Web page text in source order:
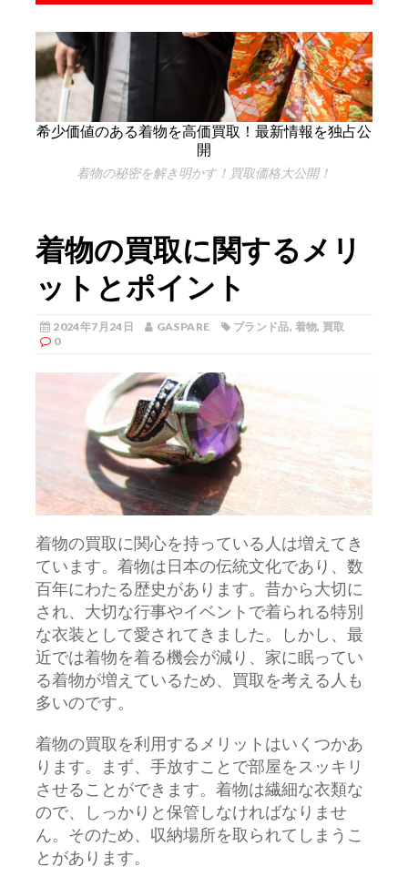
希少価値のある着物を高価買取！最新情報を独占公
開
着物の秘密を解き明かす！買取価格大公開！
着物の買取に関するメリ
ットとポイント
2024年7月24日 GASPARE ブランド品, 着物, 買取
0
着物の買取に関心を持っている人は増えてき
ています。 着物は日本の伝統文化であり、数
百年にわたる歴史があります。昔から大切に
され、大切な行事やイベントで着られる特別
な衣装として愛されてきました。しかし、最
近では着物を着る機会が減り、家に眠ってい
る着物が増えているため、買取を考える人も
多いのです。
着物の買取を利用するメリットはいくつかあ
ります。まず、手放すことで部屋をスッキリ
させることができます。着物は繊細な衣類な
ので、しっかりと保管しなければなりませ
ん。そのため、収納場所を取られてしまうこ
とがあります。